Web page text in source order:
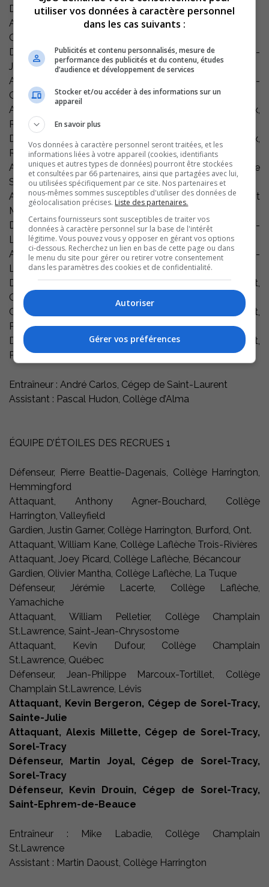
Défenseur, Serge Martin, Collège d’Alma, Sept-Îles
Attaquant, Michael Drolet, Collège d’Alma, Alma
Gardien, Yann Bouchard, Collège d’Alma, Val-d’Or
Défenseur, Jean-François Morin, Collège d’Alma, Saint-
Jean-Baptiste
Attaquant, Pier-Olivier Simard-Hudon, Collège Lionel-
Groulx, Boisbriand
Attaquant, André-Philippe Langis, Collège Lionel-Groulx,
Rimouski
Défenseur, Gabriel Dumont, Collège Lionel-Groulx,
Rivière-du-Loup
Attaquant, Marc-Antoine Lamoureux-Bisson, Cégep de
Saint-Laurent, Bedford
Attaquant Maxime Cousineau Cégep de Saint-Laurent
Montréal
Défenseur, Guillaume Morissette, Cégep de Saint-
Laurent, Les Cèdres
Attaquant, Jean-Philippe Bonnano, Cégep de Saint-
Laurent, Île-Perrôt
Défenseur, Sébastien Feeley, Cégep de Saint-Laurent,
Granby
Gardien, Ludovic Hamelin, Cégep de Saint-Laurent,
Pincourt
Défenseur, Sébastien Lagrange, Cégep de Saint-Laurent,
Pierrefonds
Entraîneur : André Carlos, Cégep de Saint-Laurent
Assistant : Pascal Hudon, Collège d’Alma
ÉQUIPE D’ÉTOILES DES RECRUES 1
Défenseur, Pierre Beattie-Dagenais, Collège Harrington,
Hemmingford
Attaquant, Anthony Agner-Bouchard, Collège
Harrington, Valleyfield
Gardien, Justin Garner, Collège Harrington, Burford, Ont.
Attaquant, William Kane, Collège Laflèche Trois-Rivières
Attaquant, Joey Picard, Collège Laflèche, Bécancour
Gardien, Olivier Mantha, Collège Laflèche, La Tuque
Défenseur, Jérémie Lacerte, Collège Laflèche,
Yamachiche
Attaquant, William Pelletier, Collège Champlain
St.Lawrence, Saint-Jean-Chrysostome
Attaquant, Kevin Dufour, Collège Champlain
St.Lawrence, Québec
Défenseur, Jean-Philippe Marcoux-Tortillet, Collège
Champlain St.Lawrence, Lévis
Attaquant, Kevin Bergeron, Cégep de Sorel-Tracy,
Sainte-Julie
Attaquant, Alexis Millette, Cégep de Sorel-Tracy,
Sorel-Tracy
Défenseur, Martin Joyal, Cégep de Sorel-Tracy,
Sorel-Tracy
Défenseur, Kevin Drouin, Cégep de Sorel-Tracy,
Saint-Ephrem-de-Beauce
Entraîneur : Mike Labadie, Collège Champlain
St.Lawrence
Assistant : Martin Daoust, Collège Harrington
utiliser vos données à caractère personnel
dans les cas suivants :
Publicités et contenu personnalisés, mesure de
performance des publicités et du contenu, études
d’audience et développement de services
Stocker et/ou accéder à des informations sur un
appareil
En savoir plus
Vos données à caractère personnel seront traitées, et les
informations liées à votre appareil (cookies, identifiants
uniques et autres types de données) pourront être stockées
et consultées par 66 partenaires, ainsi que partagées avec lui,
ou utilisées spécifiquement par ce site. Nos partenaires et
nous-mêmes sommes susceptibles d'utiliser des données de
géolocalisation précises. Liste des partenaires.
Certains fournisseurs sont susceptibles de traiter vos
données à caractère personnel sur la base de l'intérêt
légitime. Vous pouvez vous y opposer en gérant vos options
ci-dessous. Recherchez un lien en bas de cette page ou dans
le menu du site pour gérer ou retirer votre consentement
dans les paramètres des cookies et de confidentialité.
Autoriser
Gérer vos préférences